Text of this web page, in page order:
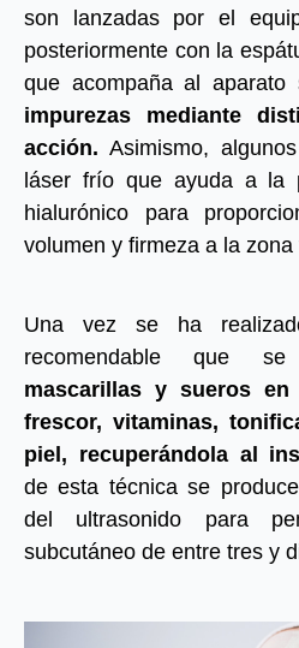
son lanzadas por el
posteriormente con la
que acompaña al aparato
impurezas mediante
acción. Asimismo,
láser frío que ayuda a la
hialurónico para
volumen y firmeza a la zona
Una vez se ha
recomendable que se
mascarillas y sueros
frescor, vitaminas,
piel, recuperándola al
de esta técnica se
del ultrasonido para
subcutáneo de entre tres y